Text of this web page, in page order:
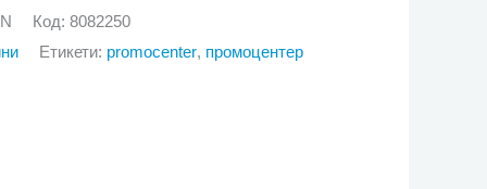
Код: 8082250
Етикети: promocenter, промоцентер